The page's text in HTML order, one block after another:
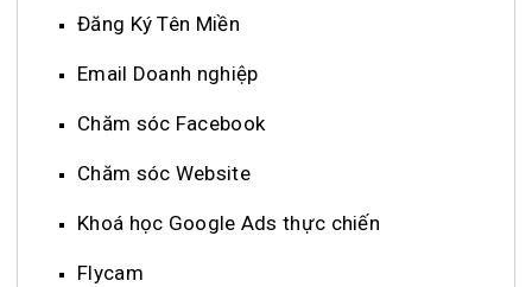
Đăng Ký Tên Miền
Email Doanh nghiệp
Chăm sóc Facebook
Chăm sóc Website
Khoá học Google Ads thực chiến
Flycam